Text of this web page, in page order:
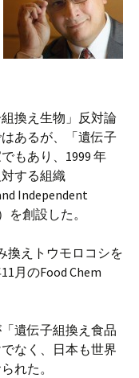
換え生物」反対論
あるが、「遺伝子
もあり、1999 年
する組織
Independent
を創設した。
換えトウモロコシを
月のFood Chem
遺伝子組換え食品
なく、日本も世界
れた。